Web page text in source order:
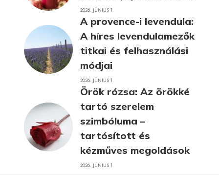
2026. JÚNIUS 1.
A provence-i levendula:
A híres levendulamezők
titkai és felhasználási
módjai
2026. JÚNIUS 1.
Örök rózsa: Az örökké
tartó szerelem
szimbóluma –
tartósított és
kézműves megoldások
2026. JÚNIUS 1.